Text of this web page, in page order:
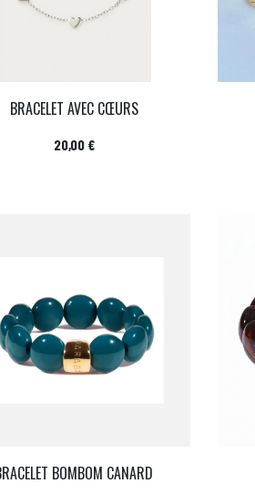
BRACELET AVEC CŒURS
Prix
20,00 €
BOMBOM CANARD